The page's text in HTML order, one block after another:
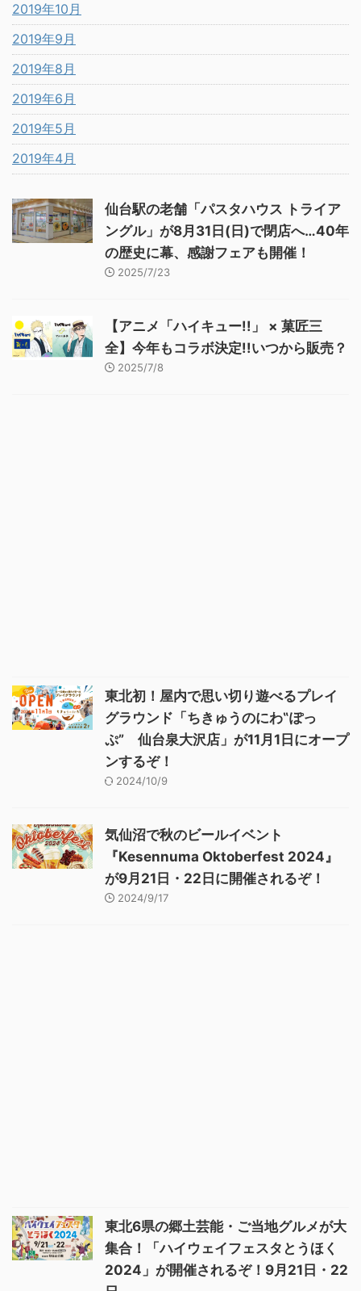
2019年10月
2019年9月
2019年8月
2019年6月
2019年5月
2019年4月
仙台駅の老舗「パスタハウス トライア
ングル」が8月31日(日)で閉店へ…40年
の歴史に幕、感謝フェアも開催！
2025/7/23
【アニメ「ハイキュー!!」 × 菓匠三
全】今年もコラボ決定!!いつから販売？
2025/7/8
東北初！屋内で思い切り遊べるプレイ
グラウンド「ちきゅうのにわ‟ぽっ
ぷ” 仙台泉大沢店」が11月1日にオープ
ンするぞ！
2024/10/9
気仙沼で秋のビールイベント
『Kesennuma Oktoberfest 2024』
が9月21日・22日に開催されるぞ！
2024/9/17
東北6県の郷土芸能・ご当地グルメが大
集合！「ハイウェイフェスタとうほく
2024」が開催されるぞ！9月21日・22